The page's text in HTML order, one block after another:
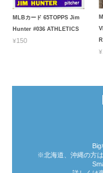
MLBカード 65TOPPS Jim
Hunter #036 ATHLETICS
¥150
※北海道、沖縄の方